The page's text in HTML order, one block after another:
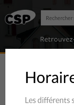
sur
CSP
Vaud
Les différents